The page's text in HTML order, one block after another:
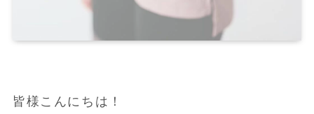
皆様こんにちは！